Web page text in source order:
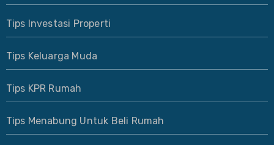
Tips Investasi Properti
Tips Keluarga Muda
Tips KPR Rumah
Tips Menabung Untuk Beli Rumah